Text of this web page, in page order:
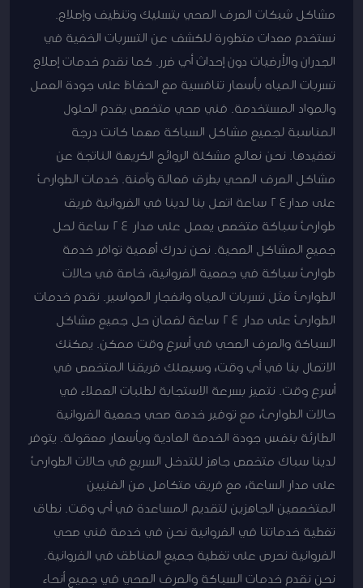
مشاكل شبكات الصرف الصحي بتسليك وتنظيف وإصلاح.
نستخدم معدات متطورة للكشف عن التسربات الخفية في
الجدران والأرضيات دون إحداث أي ضرر. كما نقدم خدمات إصلاح
تسربات المياه بأسعار تنافسية مع الحفاظ على جودة العمل
والمواد المستخدمة. فني صحي متخصص يقدم الحلول
المناسبة لجميع مشاكل السباكة مهما كانت درجة
تعقيدها. نحن نعالج مشكلة الروائح الكريهة الناتجة عن
مشاكل الصرف الصحي بطرق فعالة وآمنة. خدمات الطوارئ
على مدار24 ساعة اتصل بنا لدينا في الفروانية فريق
طوارئ سباكة متخصص يعمل على مدار 24 ساعة لحل
جميع المشاكل الصحية. نحن ندرك أهمية توافر خدمة
طوارئ سباكة في جمعية الفروانية، خاصة في حالات
الطوارئ مثل تسربات المياه وانفجار المواسير. نقدم خدمات
الطوارئ على مدار 24 ساعة لضمان حل جميع مشاكل
السباكة والصرف الصحي في أسرع وقت ممكن. يمكنك
الاتصال بنا في أي وقت، وسيصلك فريقنا المتخصص في
أسرع وقت. نتميز بسرعة الاستجابة لطلبات العملاء في
حالات الطوارئ، مع توفير خدمة صحي جمعية الفروانية
الطارئة بنفس جودة الخدمة العادية وبأسعار معقولة. يتوفر
لدينا سباك متخصص جاهز للتدخل السريع في حالات الطوارئ
على مدار الساعة، مع فريق متكامل من الفنيين
المتخصصين الجاهزين لتقديم المساعدة في أي وقت. نطاق
تغطية خدماتنا في الفروانية نحن في خدمة فني صحي
الفروانية نحرص على تغطية جميع المناطق في الفروانية.
نحن نقدم خدمات السباكة والصرف الصحي في جميع أنحاء